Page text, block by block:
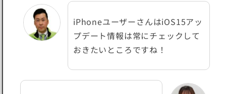
iPhoneユーザーさんはiOS15アッ
プデート情報は常にチェックして
おきたいところですね！